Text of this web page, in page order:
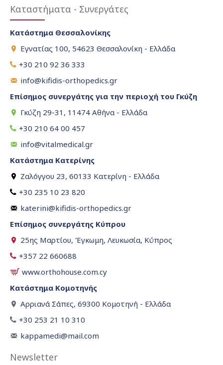
Καταστήματα - Συνεργάτες
Κατάστημα Θεσσαλονίκης
Εγνατίας 100, 54623 Θεσσαλονίκη - Ελλάδα
+30 210 92 36 333
info@kifidis-orthopedics.gr
Επίσημος συνεργάτης για την περιοχή του Γκύζη
Γκύζη 29-31, 11474 Αθήνα - Ελλάδα
+30 210 64 00 457
info@vitalmedical.gr
Κατάστημα Κατερίνης
Ζαλόγγου 23, 60133 Κατερίνη - Ελλάδα
+30 235 10 23 820
katerini@kifidis-orthopedics.gr
Επίσημος συνεργάτης Κύπρου
25ης Μαρτίου, Έγκωμη, Λευκωσία, Κύπρος
+357 22 660688
www.orthohouse.com.cy
Κατάστημα Κομοτηνής
Αρριανά Σάπες, 69300 Κομοτηνή - Ελλάδα
+30 253 21 10 310
kappamedi@mail.com
Newsletter